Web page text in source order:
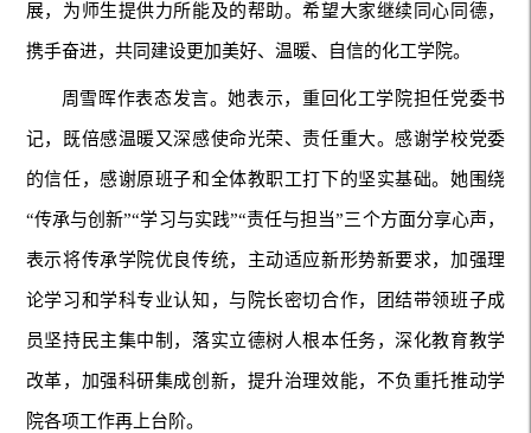
展，为师生提供力所能及的帮助。希望大家继续同心同德，
携手奋进，共同建设更加美好、温暖、自信的化工学院。
周雪晖作表态发言。她表示，重回化工学院担任党委书
记，既倍感温暖又深感使命光荣、责任重大。感谢学校党委
的信任，感谢原班子和全体教职工打下的坚实基础。她围绕
“传承与创新”“学习与实践”“责任与担当”三个方面分享心声，
表示将传承学院优良传统，主动适应新形势新要求，加强理
论学习和学科专业认知，与院长密切合作，团结带领班子成
员坚持民主集中制，落实立德树人根本任务，深化教育教学
改革，加强科研集成创新，提升治理效能，不负重托推动学
院各项工作再上台阶。